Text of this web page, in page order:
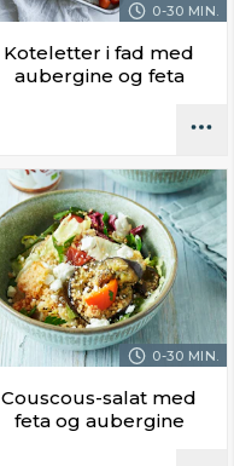
0-30 MIN.
Koteletter i fad med
aubergine og feta
0-30 MIN.
Couscous-salat med
feta og aubergine